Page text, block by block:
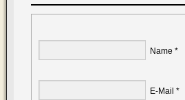
Name *
E-Mail *